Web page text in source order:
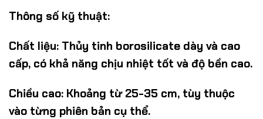
Thông số kỹ thuật:
Chất liệu: Thủy tinh borosilicate dày và cao
cấp, có khả năng chịu nhiệt tốt và độ bền cao.
Chiều cao: Khoảng từ 25-35 cm, tùy thuộc
vào từng phiên bản cụ thể.